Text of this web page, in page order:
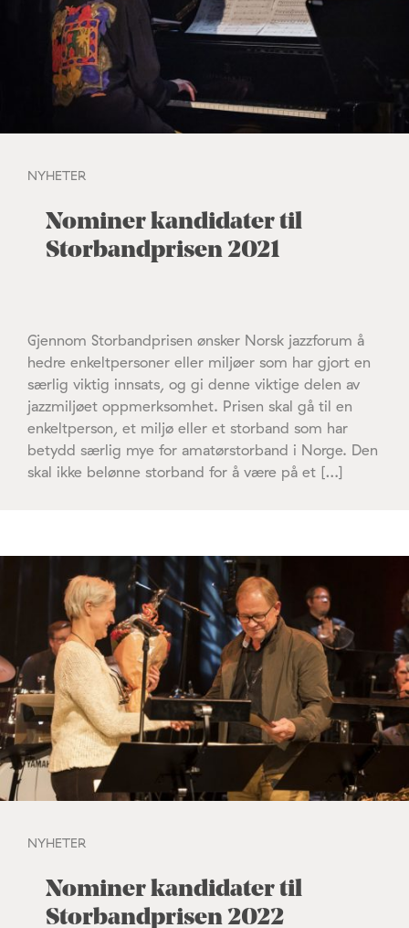
NYHETER
Nominer kandidater til
Storbandprisen 2021
Gjennom Storbandprisen ønsker Norsk jazzforum å
hedre enkeltpersoner eller miljøer som har gjort en
særlig viktig innsats, og gi denne viktige delen av
jazzmiljøet oppmerksomhet. Prisen skal gå til en
enkeltperson, et miljø eller et storband som har
betydd særlig mye for amatørstorband i Norge. Den
skal ikke belønne storband for å være på et […]
NYHETER
Nominer kandidater til
Storbandprisen 2022